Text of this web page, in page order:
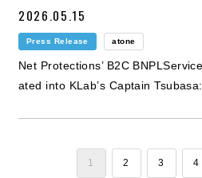
2026.05.15
Press Release atone
Net Protections’ B2C
ated into KLab’s Captain
1 2 3 4